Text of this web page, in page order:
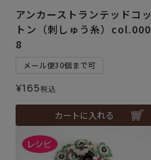
アンカーストランテッドコッ
トン（刺しゅう糸）col.000
8
メール便30個まで可
¥165税込
カートに入れる